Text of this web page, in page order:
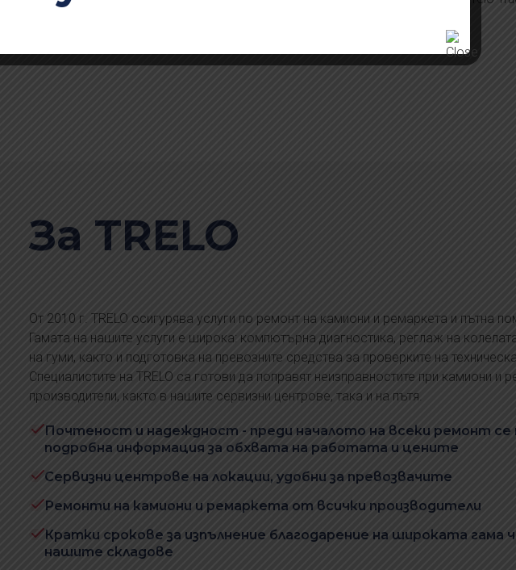
за контакт на сервизните
и Литва.
За TRELO
От 2010 г. TRELO осигурява услуги по ремонт на камиони и ремаркета и пътна
Гамата на нашите услуги е широка: компютърна диагностика, реглаж на
на гуми, както и подготовка на превозните средства за проверките на
Специалистите на TRELO са готови да поправят неизправностите при камиони и
производители, както в нашите сервизни центрове, така и на пътя.
Почтеност и надеждност - преди началото на всеки ремонт се
подробна информация за обхвата на работата и цените
Сервизни центрове на локации, удобни за превозвачите
Ремонти на камиони и ремаркета от всички производители
Кратки срокове за изпълнение благодарение на широката гама
нашите складове